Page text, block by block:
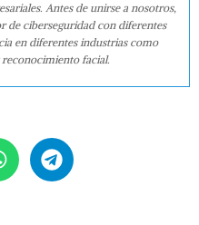
Antes de unirse a nosotros,
de ciberseguridad con diferentes
en diferentes industrias como
facial.